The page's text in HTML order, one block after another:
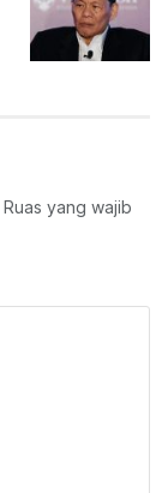
Ruas yang wajib